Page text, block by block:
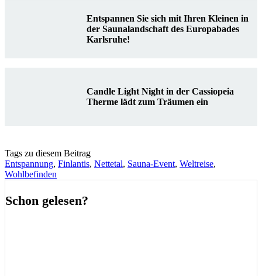
Entspannen Sie sich mit Ihren Kleinen in
der Saunalandschaft des Europabades
Karlsruhe!
Candle Light Night in der Cassiopeia
Therme lädt zum Träumen ein
Tags zu diesem Beitrag
Entspannung, Finlantis, Nettetal, Sauna-Event, Weltreise,
Wohlbefinden
Schon gelesen?